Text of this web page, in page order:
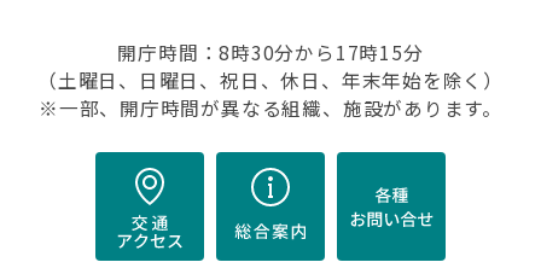
開庁時間：8時30分から17時15分
（土曜日、日曜日、祝日、休日、年末年始を除く）
※一部、開庁時間が異なる組織、施設があります。